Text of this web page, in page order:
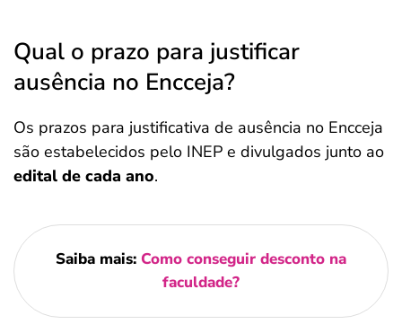
Qual o prazo para justificar
ausência no Encceja?
Os prazos para justificativa de ausência no Encceja
são estabelecidos pelo INEP e divulgados junto ao
edital de cada ano.
Saiba mais: Como conseguir desconto na
faculdade?